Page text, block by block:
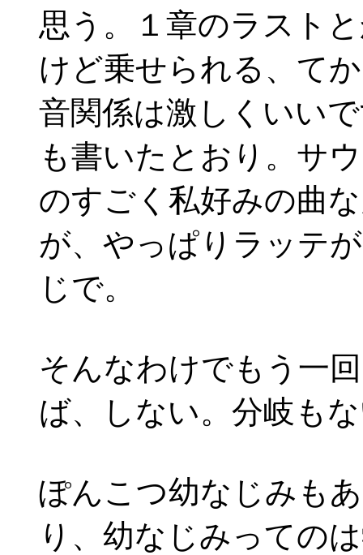
思う。１章のラスト
けど乗せられる、て
音関係は激しくいい
も書いたとおり。サ
のすごく私好みの曲
が、やっぱりラッテ
じで。
そんなわけでもう一
ば、しない。分岐も
ぽんこつ幼なじみも
り、幼なじみっての